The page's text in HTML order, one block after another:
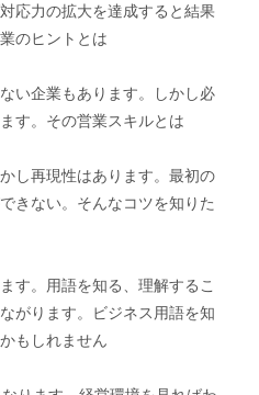
応力の拡大を達成すると結果
のヒントとは
い企業もあります。しかし必
す。その営業スキルとは
し再現性はあります。最初の
きない。そんなコツを知りた
す。用語を知る、理解するこ
がります。ビジネス用語を知
もしれません